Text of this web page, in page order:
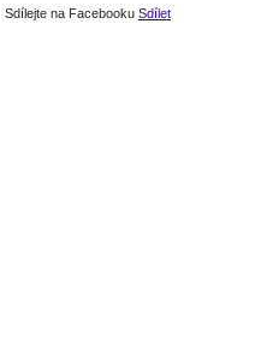
Sdílejte na Facebooku Sdílet